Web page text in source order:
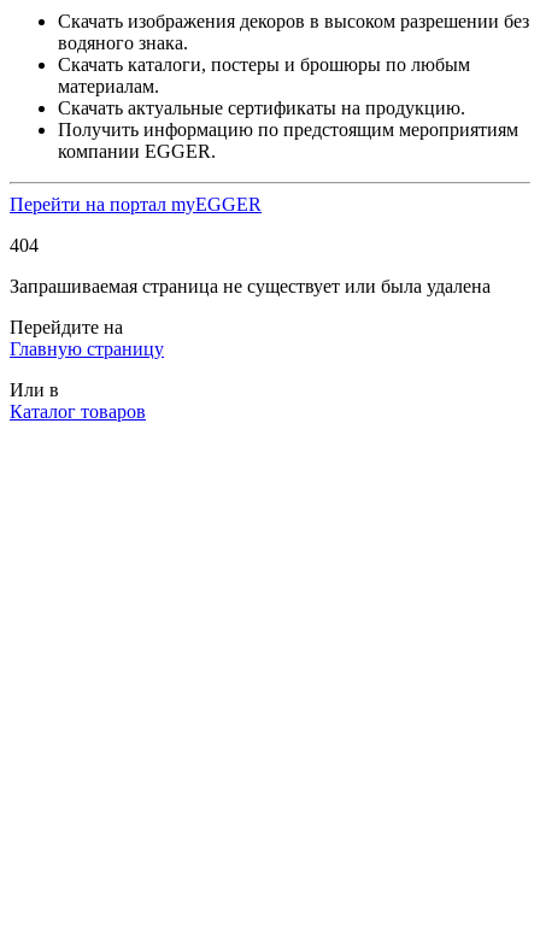
Скачать изображения декоров в высоком разрешении без
водяного знака.
Скачать каталоги, постеры и брошюры по любым
материалам.
Скачать актуальные сертификаты на продукцию.
Получить информацию по предстоящим мероприятиям
компании EGGER.
Перейти на портал myEGGER
404
Запрашиваемая страница не существует или была удалена
Перейдите на
Главную страницу
Или в
Каталог товаров